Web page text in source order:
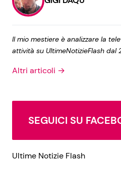
Il mio mestiere è analizzare la
attività su UltimeNotizieFlash dal
Altri articoli →
SEGUICI SU
Ultime Notizie Flash